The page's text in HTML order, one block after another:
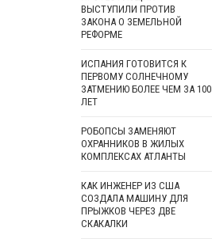
ВЫСТУПИЛИ ПРОТИВ
ЗАКОНА О ЗЕМЕЛЬНОЙ
РЕФОРМЕ
ИСПАНИЯ ГОТОВИТСЯ К
ПЕРВОМУ СОЛНЕЧНОМУ
ЗАТМЕНИЮ БОЛЕЕ ЧЕМ ЗА 100
ЛЕТ
РОБОПСЫ ЗАМЕНЯЮТ
ОХРАННИКОВ В ЖИЛЫХ
КОМПЛЕКСАХ АТЛАНТЫ
КАК ИНЖЕНЕР ИЗ США
СОЗДАЛА МАШИНУ ДЛЯ
ПРЫЖКОВ ЧЕРЕЗ ДВЕ
СКАКАЛКИ